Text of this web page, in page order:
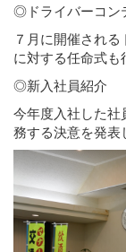
◎ドライバーコン
７月に開催され
に対する任命式も
◎新入社員紹介
今年度入社した社
務する決意を発表